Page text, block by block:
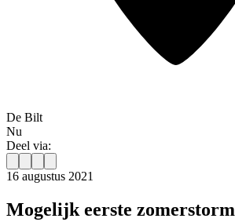
De Bilt
Nu
Deel via:
16 augustus 2021
Mogelijk eerste zomerstorm